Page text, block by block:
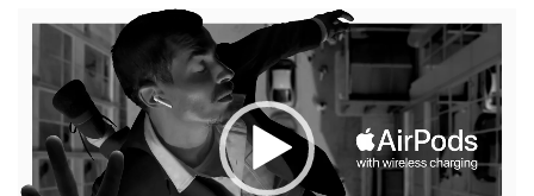
נגן
וידאו